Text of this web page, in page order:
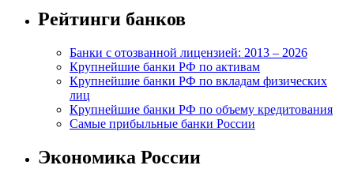
Рейтинги банков
Банки с отозванной лицензией: 2013 – 2026
Крупнейшие банки РФ по активам
Крупнейшие банки РФ по вкладам физических
лиц
Крупнейшие банки РФ по объему кредитования
Самые прибыльные банки России
Экономика России